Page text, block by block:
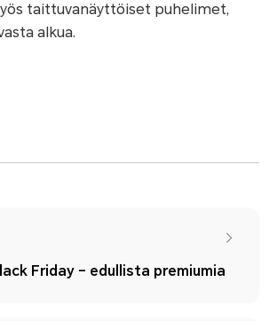
taittuvanäyttöiset puhelimet,
alkua.
Friday – edullista premiumia